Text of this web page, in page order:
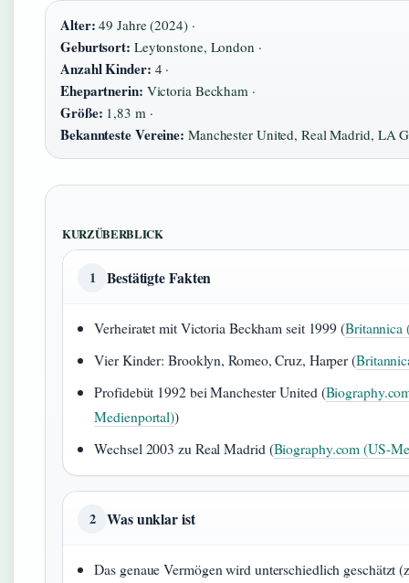
Alter: 49 Jahre (2024) ·
Geburtsort: Leytonstone, London ·
Anzahl Kinder: 4 ·
Ehepartnerin: Victoria Beckham ·
Größe: 1,83 m ·
Bekannteste Vereine: Manchester United, Real Madrid, LA
KURZÜBERBLICK
1 Bestätigte Fakten
Verheiratet mit Victoria Beckham seit 1999 (Britannica
Vier Kinder: Brooklyn, Romeo, Cruz, Harper (
Profidebüt 1992 bei Manchester United (
Medienportal))
Wechsel 2003 zu Real Madrid (Biography.com (US-
2 Was unklar ist
Das genaue Vermögen wird unterschiedlich geschätzt